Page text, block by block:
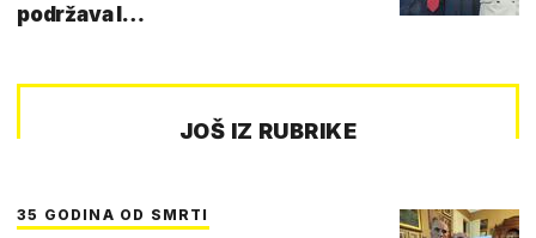
podržava I…
JOŠ IZ RUBRIKE
35 GODINA OD SMRTI